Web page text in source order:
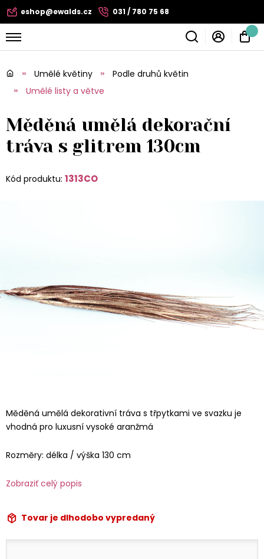
eshop@ewalds.cz 031 / 780 75 68
Umělé květiny
Podle druhů květin
Umělé listy a větve
Měděná umělá dekorační
tráva s glitrem 130cm
Kód produktu: 1313CO
Měděná umělá dekorativní tráva s třpytkami ve svazku je
vhodná pro luxusní vysoké aranžmá
Rozměry: délka / výška 130 cm
Zobraziť celý popis
Tovar je dlhodobo vypredaný